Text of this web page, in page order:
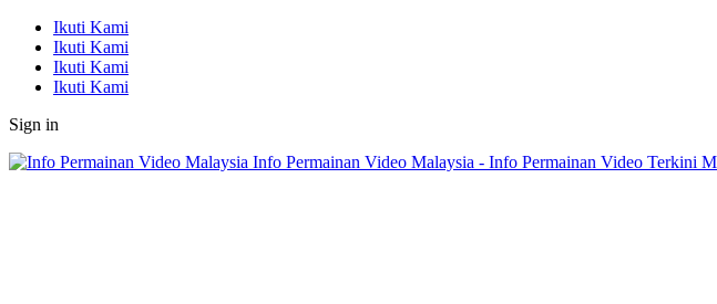
Ikuti Kami
Ikuti Kami
Ikuti Kami
Ikuti Kami
Sign in
Info Permainan Video Malaysia - Info Permainan Video Terkini